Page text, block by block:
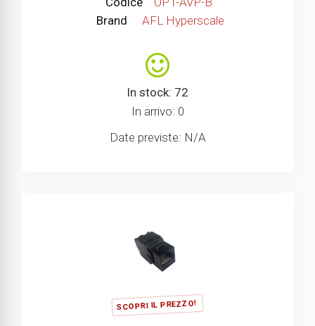
Brand
AFL Hyperscale
In stock: 72
In arrivo: 0
Date previste: N/A
SCOPRI IL PREZZO!